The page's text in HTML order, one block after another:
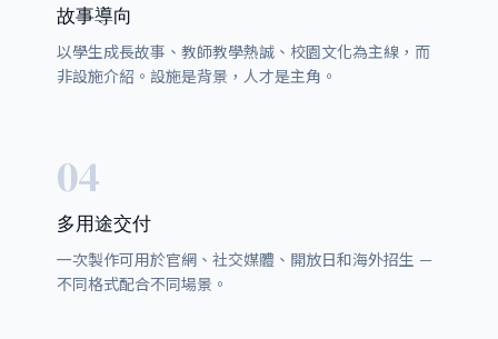
故事導向
以學生成長故事、教師教學熱誠、校園文化為主線，而
非設施介紹。設施是背景，人才是主角。
04
多用途交付
一次製作可用於官網、社交媒體、開放日和海外招生 —
不同格式配合不同場景。